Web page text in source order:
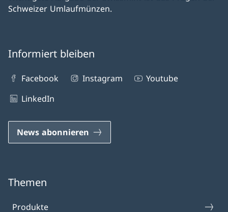
Schweizer Umlaufmünzen.
Informiert bleiben
Facebook Instagram
Youtube
LinkedIn
News abonnieren
Themen
Produkte